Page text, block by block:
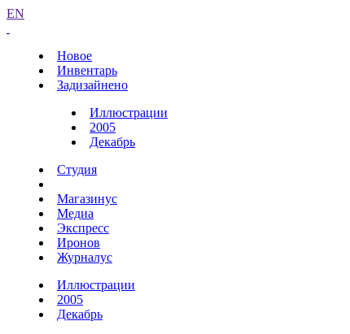
EN
Новое
Инвентарь
Задизайнено
Иллюстрации
2005
Декабрь
Студия
Магазинус
Медиа
Экспресс
Иронов
Журналус
Иллюстрации
2005
Декабрь